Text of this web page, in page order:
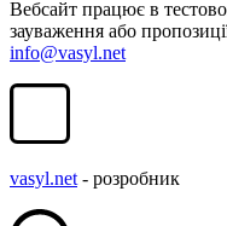
Вебсайт працює в
зауваження або
info@vasyl.net
vasyl.net - розробник